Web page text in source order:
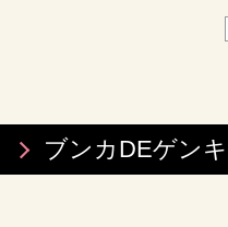
ブンカDEゲンキ